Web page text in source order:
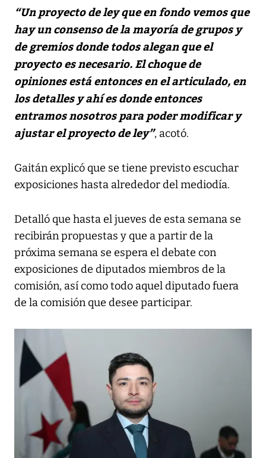
“Un proyecto de ley que en fondo vemos que
hay un consenso de la mayoría de grupos y
de gremios donde todos alegan que el
proyecto es necesario. El choque de
opiniones está entonces en el articulado, en
los detalles y ahí es donde entonces
entramos nosotros para poder modificar y
ajustar el proyecto de ley”, acotó.
Gaitán explicó que se tiene previsto escuchar
exposiciones hasta alrededor del mediodía.
Detalló que hasta el jueves de esta semana se
recibirán propuestas y que a partir de la
próxima semana se espera el debate con
exposiciones de diputados miembros de la
comisión, así como todo aquel diputado fuera
de la comisión que desee participar.